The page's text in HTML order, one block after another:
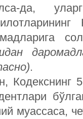
да,
.
Кодекснинг
муассаса,